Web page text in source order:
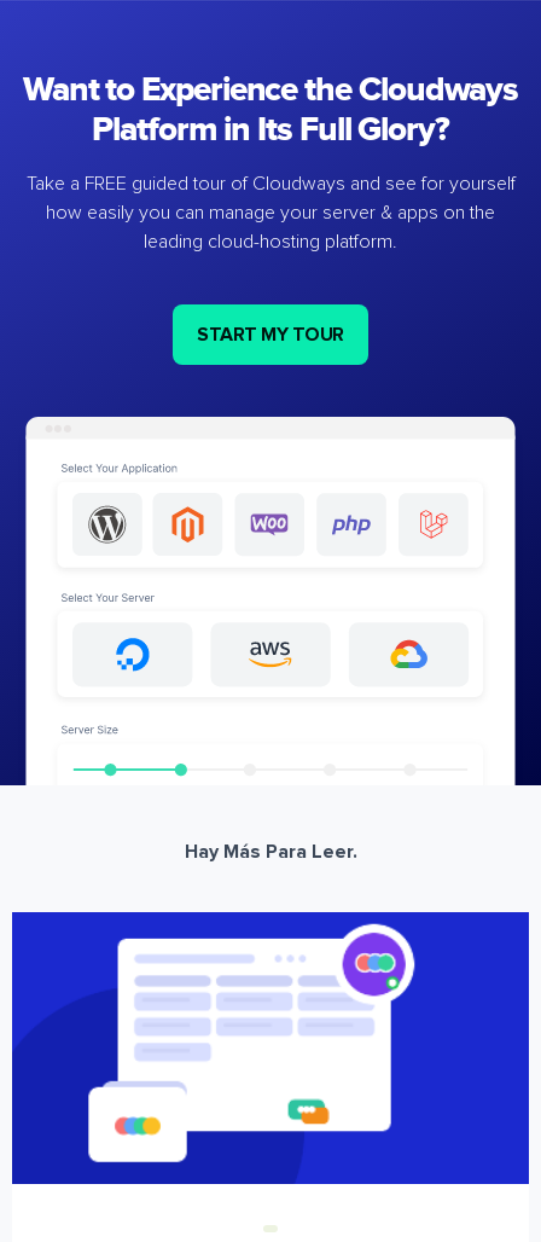
Want to Experience the Cloudways
Platform in Its Full Glory?
Take a FREE guided tour of Cloudways and see for yourself
how easily you can manage your server & apps on the
leading cloud-hosting platform.
START MY TOUR
Hay Más Para Leer.